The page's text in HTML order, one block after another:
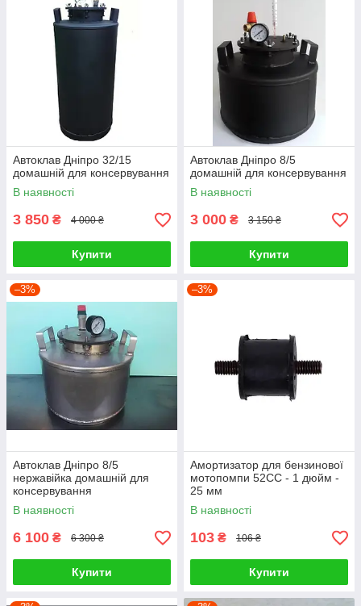
Автоклав Дніпро 32/15
домашній для консервування
В наявності
3 850 ₴ 4 000 ₴
Купити
Автоклав Дніпро 8/5
домашній для консервування
В наявності
3 000 ₴ 3 150 ₴
Купити
–3%
Автоклав Дніпро 8/5
нержавійка домашній для
консервування
В наявності
6 100 ₴ 6 300 ₴
Купити
–3%
Амортизатор для бензинової
мотопомпи 52СС - 1 дюйм -
25 мм
В наявності
103 ₴ 106 ₴
Купити